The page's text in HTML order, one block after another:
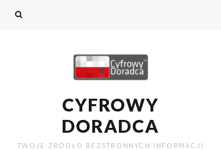
CYFROWY
DORADCA
TWOJE ŹRÓDŁO BEZSTRONNYCH INFORMACJI